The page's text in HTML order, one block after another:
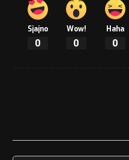
Sjajno
0
Wow!
0
Haha
0